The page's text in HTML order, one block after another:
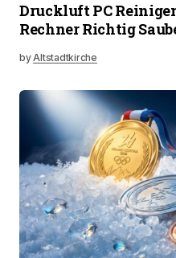
Druckluft PC
Rechner Richtig
byAltstadtkirche